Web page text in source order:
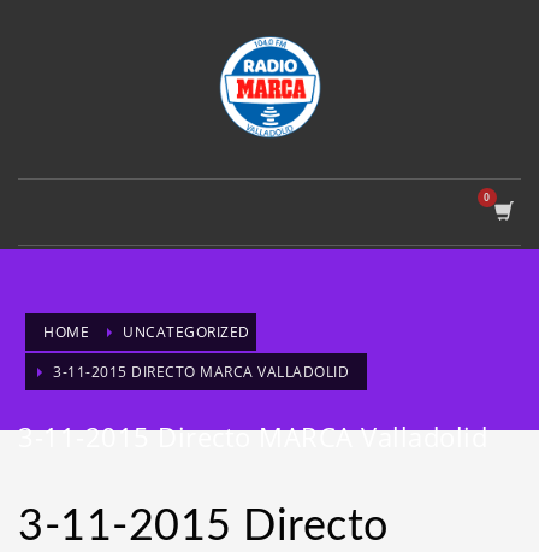
HOME
UNCATEGORIZED
3-11-2015 DIRECTO MARCA VALLADOLID
3-11-2015 Directo MARCA Valladolid
3-11-2015 Directo